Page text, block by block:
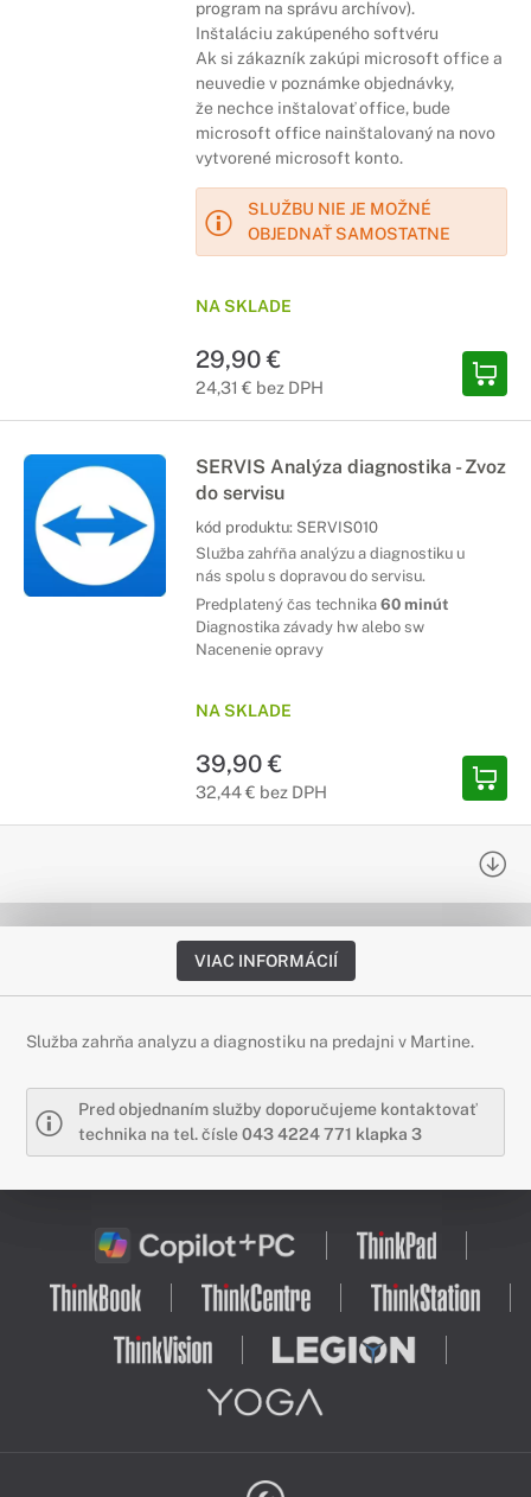
program na správu archívov).
Inštaláciu zakúpeného softvéru
Ak si zákazník zakúpi microsoft office a
neuvedie v poznámke objednávky,
že nechce inštalovať office, bude
microsoft office nainštalovaný na novo
vytvorené microsoft konto.
SLUŽBU NIE JE MOŽNÉ
OBJEDNAŤ SAMOSTATNE
NA SKLADE
29,90 €
24,31 € bez DPH
SERVIS Analýza diagnostika - Zvoz
do servisu
kód produktu: SERVIS010
Služba zahŕňa analýzu a diagnostiku u
nás spolu s dopravou do servisu.
Predplatený čas technika 60 minút
Diagnostika závady hw alebo sw
Nacenenie opravy
NA SKLADE
39,90 €
32,44 € bez DPH
VIAC INFORMÁCIÍ
Služba zahrňa analyzu a diagnostiku na predajni v Martine.
Pred objednaním služby doporučujeme kontaktovať
technika na tel. čísle043 4224 771 klapka 3